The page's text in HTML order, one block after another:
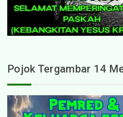
Pojok Tergambar 14